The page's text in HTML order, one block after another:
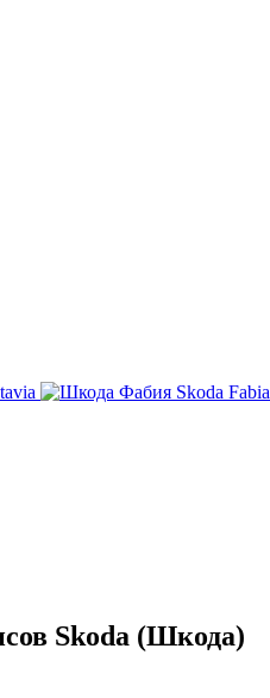
Skoda Fabia
Skoda (Шкода)